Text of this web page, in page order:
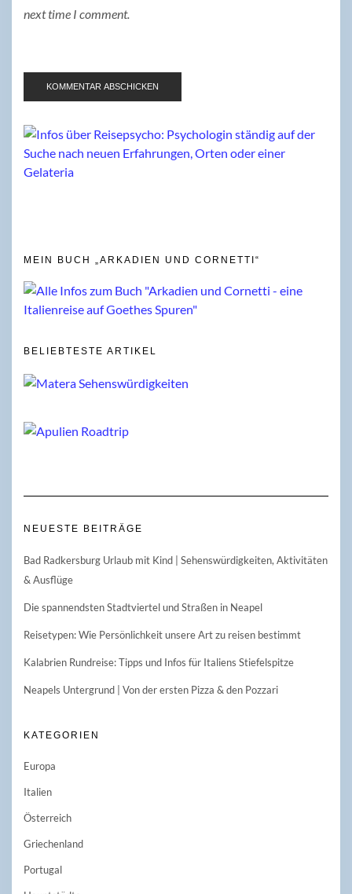
next time I comment.
MEIN BUCH „ARKADIEN UND CORNETTI“
BELIEBTESTE ARTIKEL
NEUESTE BEITRÄGE
Bad Radkersburg Urlaub mit Kind | Sehenswürdigkeiten, Aktivitäten
& Ausflüge
Die spannendsten Stadtviertel und Straßen in Neapel
Reisetypen: Wie Persönlichkeit unsere Art zu reisen bestimmt
Kalabrien Rundreise: Tipps und Infos für Italiens Stiefelspitze
Neapels Untergrund | Von der ersten Pizza & den Pozzari
KATEGORIEN
Europa
Italien
Österreich
Griechenland
Portugal